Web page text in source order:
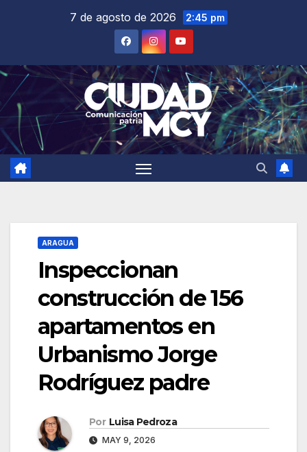
7 de agosto de 2026 2:45 pm
ARAGUA
Inspeccionan
construcción de 156
apartamentos en
Urbanismo Jorge
Rodríguez padre
Por Luisa Pedroza
MAY 9, 2026